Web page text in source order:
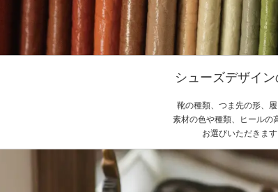
シューズデザイン
靴の種類、つま先の形、
素材の色や種類、ヒールの
お選びいただきます